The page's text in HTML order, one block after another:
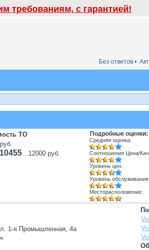
требованиям, с гарантией!
Без ответов •
ТО
руб.
10455...12000 руб.
Подробные оценки:
Средняя оценка:
Соотношения Цена/
Уровень цен:
Уровень обслуживания:
Месторасположение:
1-я Промышленная, 4а